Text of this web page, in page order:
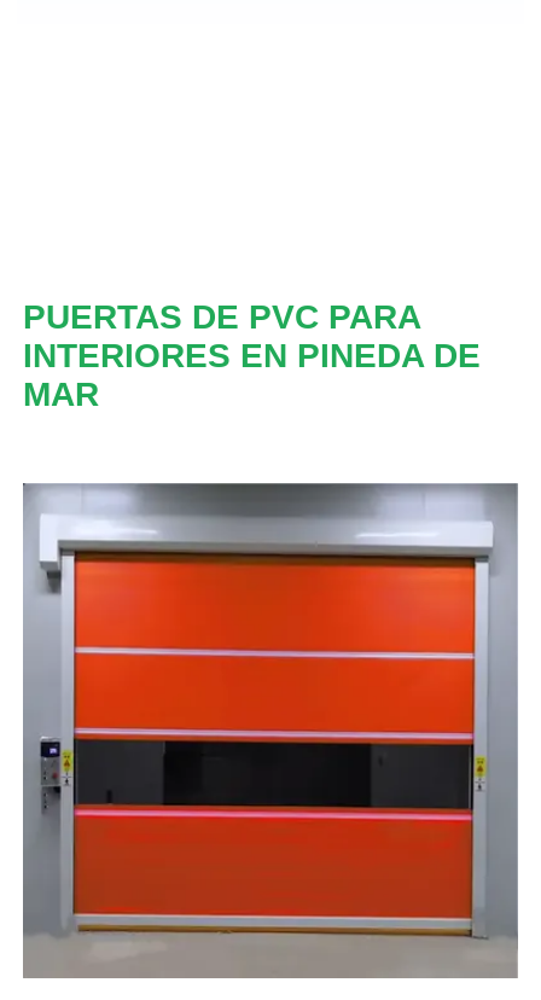
PUERTAS DE PVC PARA
INTERIORES EN PINEDA DE
MAR